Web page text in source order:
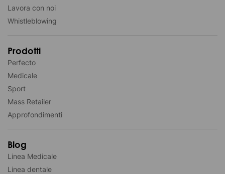
Lavora con noi
Whistleblowing
Prodotti
Perfecto
Medicale
Sport
Mass Retailer
Approfondimenti
Blog
Linea Medicale
Linea dentale